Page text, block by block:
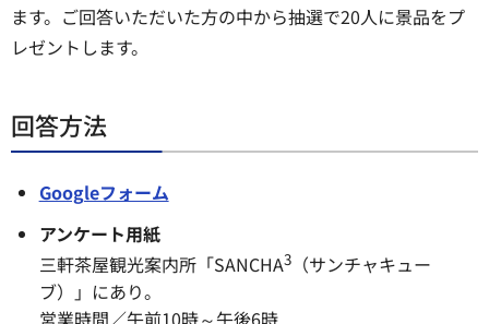
ます。ご回答いただいた方の中から抽選で20人に景品をプ
レゼントします。
回答方法
Googleフォーム
アンケート用紙
三軒茶屋観光案内所「SANCHA3（サンチャキュー
ブ）」にあり。
営業時間／午前10時～午後6時